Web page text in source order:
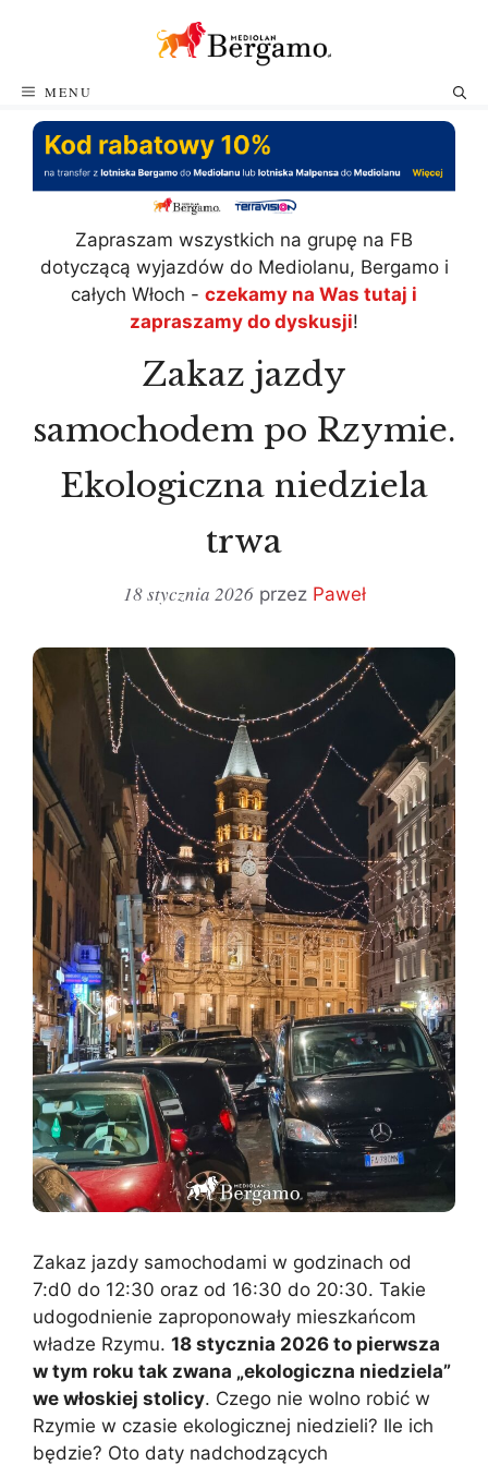
MENU
Zapraszam wszystkich na grupę na FB
dotyczącą wyjazdów do Mediolanu, Bergamo i
całych Włoch - czekamy na Was tutaj i
zapraszamy do dyskusji!
Zakaz jazdy
samochodem po Rzymie.
Ekologiczna niedziela
trwa
18 stycznia 2026 przez Paweł
Zakaz jazdy samochodami w godzinach od
7:d0 do 12:30 oraz od 16:30 do 20:30. Takie
udogodnienie zaproponowały mieszkańcom
władze Rzymu. 18 stycznia 2026 to pierwsza
w tym roku tak zwana „ekologiczna niedziela”
we włoskiej stolicy. Czego nie wolno robić w
Rzymie w czasie ekologicznej niedzieli? Ile ich
będzie? Oto daty nadchodzących